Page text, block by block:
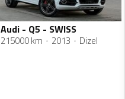
Audi - Q5 - SWISS
215000 km 2013 Dizel